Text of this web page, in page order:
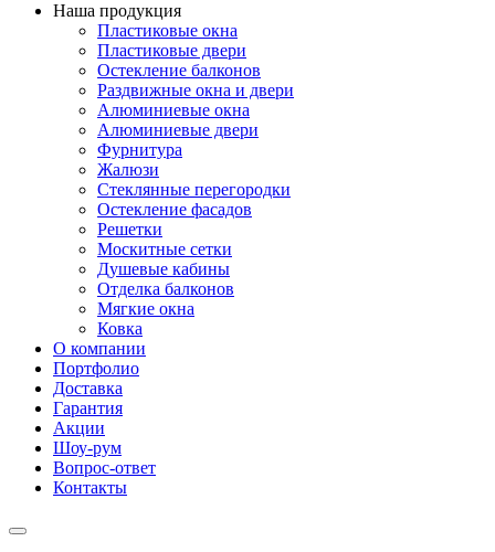
Наша продукция
Пластиковые окна
Пластиковые двери
Остекление балконов
Раздвижные окна и двери
Алюминиевые окна
Алюминиевые двери
Фурнитура
Жалюзи
Стеклянные перегородки
Остекление фасадов
Решетки
Москитные сетки
Душевые кабины
Отделка балконов
Мягкие окна
Ковка
О компании
Портфолио
Доставка
Гарантия
Акции
Шоу-рум
Вопрос-ответ
Контакты